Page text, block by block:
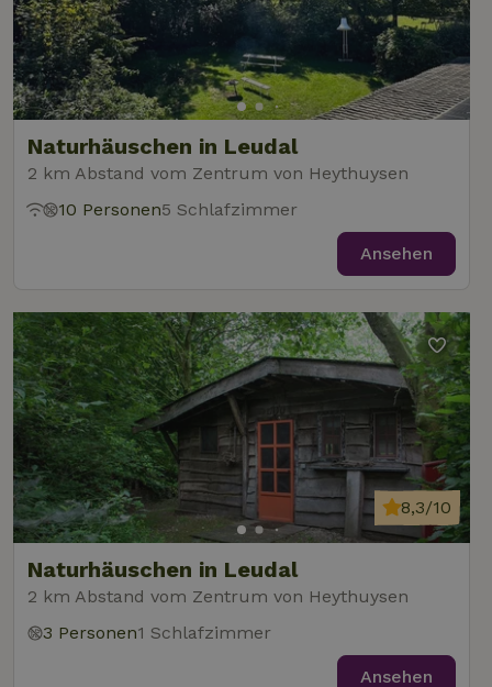
Naturhäuschen in Leudal
2 km Abstand vom Zentrum von Heythuysen
10 Personen5 Schlafzimmer
Ansehen
Naturhäuschen in Leudal
2 km Abstand vom Zentrum von Heythuysen
8,3/10
3 Personen1 Schlafzimmer
Ansehen